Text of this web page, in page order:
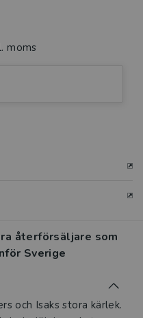
moms
återförsäljare som
Sverige
och Isaks stora kärlek.